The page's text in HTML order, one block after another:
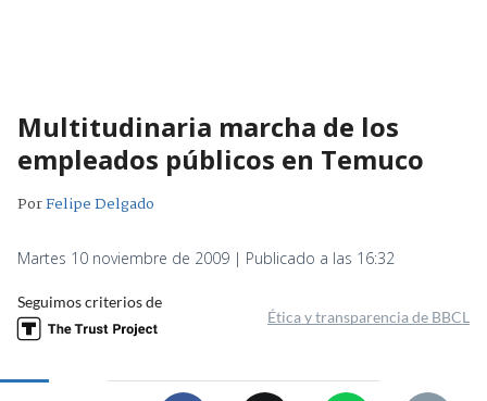
Multitudinaria marcha de los
empleados públicos en Temuco
PorFelipe Delgado
Martes 10 noviembre de 2009 | Publicado a las 16:32
Seguimos criterios de
Ética y transparencia de BBCL